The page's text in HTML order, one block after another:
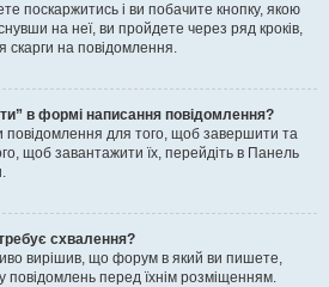
поскаржитись і ви побачите кнопку, якою
на неї, ви пройдете через ряд кроків,
скарги на повідомлення.
в формі написання повідомлення?
повідомлення для того, щоб завершити та
щоб завантажити їх, перейдіть в Панель
схвалення?
вирішив, що форум в який ви пишете,
повідомлень перед їхнім розміщенням.